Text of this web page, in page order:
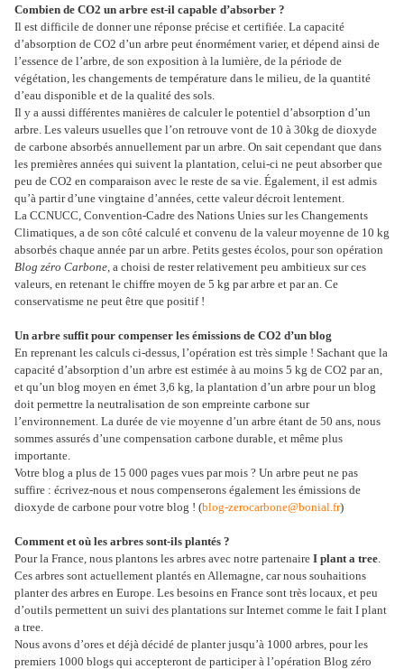
Combien de CO2 un arbre est-il capable d’absorber ?
Il est difficile de donner une réponse précise et certifiée. La capacité
d’absorption de CO2 d’un arbre peut énormément varier, et dépend ainsi de
l’essence de l’arbre, de son exposition à la lumière, de la période de
végétation, les changements de température dans le milieu, de la quantité
d’eau disponible et de la qualité des sols.
Il y a aussi différentes manières de calculer le potentiel d’absorption d’un
arbre. Les valeurs usuelles que l’on retrouve vont de 10 à 30kg de dioxyde
de carbone absorbés annuellement par un arbre. On sait cependant que dans
les premières années qui suivent la plantation, celui-ci ne peut absorber que
peu de CO2 en comparaison avec le reste de sa vie. Également, il est admis
qu’à partir d’une vingtaine d’années, cette valeur décroit lentement.
La CCNUCC, Convention-Cadre des Nations Unies sur les Changements
Climatiques, a de son côté calculé et convenu de la valeur moyenne de 10 kg
absorbés chaque année par un arbre. Petits gestes écolos, pour son opération
Blog zéro Carbone, a choisi de rester relativement peu ambitieux sur ces
valeurs, en retenant le chiffre moyen de 5 kg par arbre et par an. Ce
conservatisme ne peut être que positif !
Un arbre suffit pour compenser les émissions de CO2 d’un blog
En reprenant les calculs ci-dessus, l’opération est très simple ! Sachant que la
capacité d’absorption d’un arbre est estimée à au moins 5 kg de CO2 par an,
et qu’un blog moyen en émet 3,6 kg, la plantation d’un arbre pour un blog
doit permettre la neutralisation de son empreinte carbone sur
l’environnement. La durée de vie moyenne d’un arbre étant de 50 ans, nous
sommes assurés d’une compensation carbone durable, et même plus
importante.
Votre blog a plus de 15 000 pages vues par mois ? Un arbre peut ne pas
suffire : écrivez-nous et nous compenserons également les émissions de
dioxyde de carbone pour votre blog ! (blog-zerocarbone@bonial.fr)
Comment et où les arbres sont-ils plantés ?
Pour la France, nous plantons les arbres avec notre partenaire I plant a tree.
Ces arbres sont actuellement plantés en Allemagne, car nous souhaitions
planter des arbres en Europe. Les besoins en France sont très locaux, et peu
d’outils permettent un suivi des plantations sur Internet comme le fait I plant
a tree.
Nous avons d’ores et déjà décidé de planter jusqu’à 1000 arbres, pour les
premiers 1000 blogs qui accepteront de participer à l’opération Blog zéro